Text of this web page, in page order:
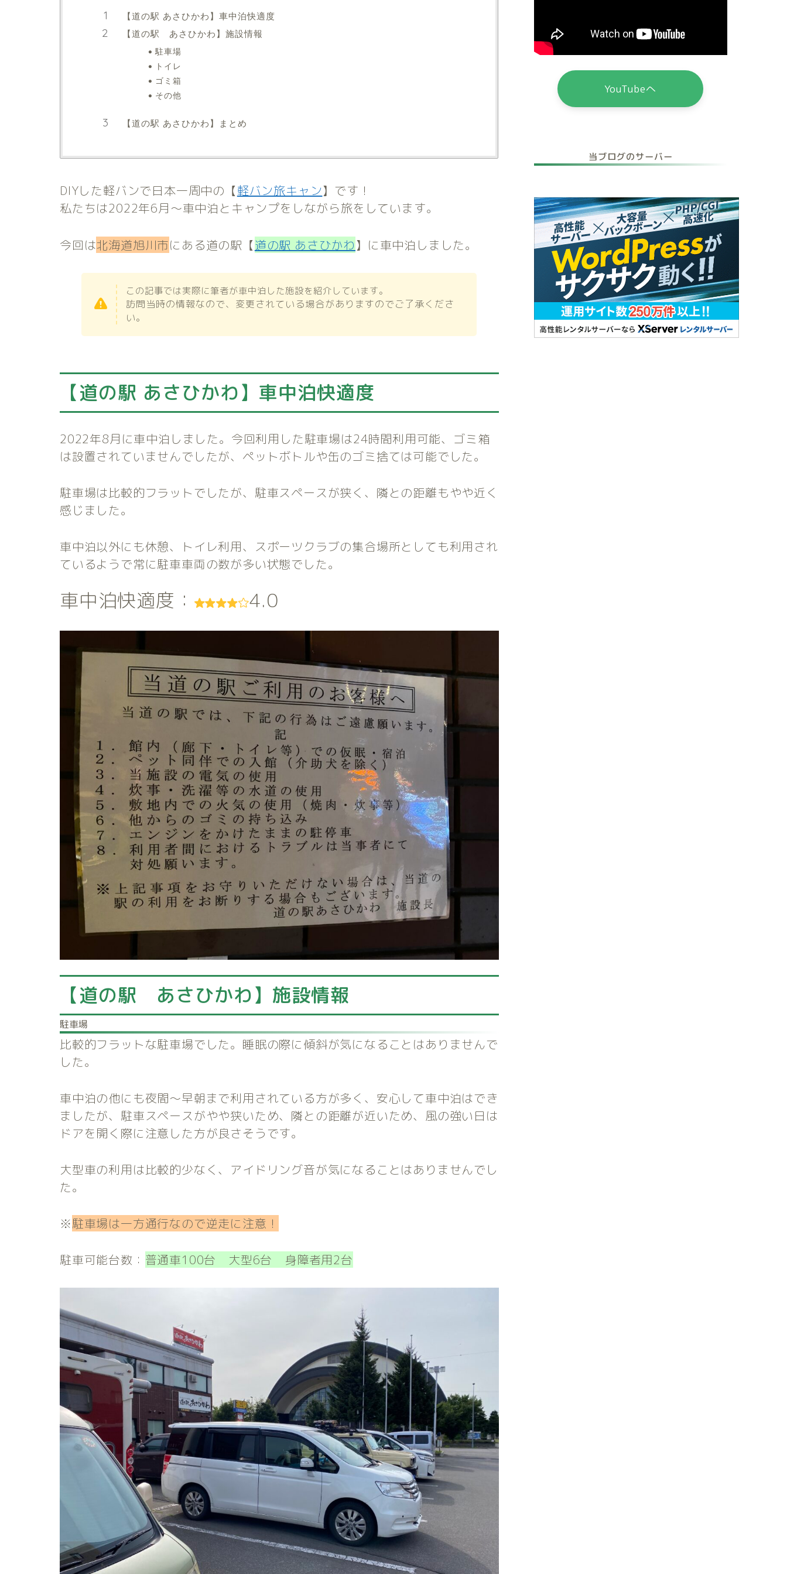
【道の駅 あさひかわ】車中泊快適度
【道の駅 あさひかわ】施設情報
駐車場
トイレ
ゴミ箱
その他
【道の駅 あさひかわ】まとめ
DIYした軽バンで日本一周中の【軽バン旅キャン】です！
私たちは2022年6月～車中泊とキャンプをしながら旅をしています。
今回は北海道旭川市にある道の駅【道の駅 あさひかわ】に車中泊しました。
この記事では実際に筆者が車中泊した施設を紹介しています。
訪問当時の情報なので、変更されている場合がありますのでご了承くださ
い。
【道の駅 あさひかわ】車中泊快適度
2022年8月に車中泊しました。今回利用した駐車場は24時間利用可能、ゴミ箱
は設置されていませんでしたが、ペットボトルや缶のゴミ捨ては可能でした。
駐車場は比較的フラットでしたが、駐車スペースが狭く、隣との距離もやや近く
感じました。
車中泊以外にも休憩、トイレ利用、スポーツクラブの集合場所としても利用され
ているようで常に駐車車両の数が多い状態でした。
車中泊快適度： 4.0
【道の駅 あさひかわ】施設情報
駐車場
比較的フラットな駐車場でした。睡眠の際に傾斜が気になることはありませんで
した。
車中泊の他にも夜間～早朝まで利用されている方が多く、安心して車中泊はでき
ましたが、駐車スペースがやや狭いため、隣との距離が近いため、風の強い日は
ドアを開く際に注意した方が良さそうです。
大型車の利用は比較的少なく、アイドリング音が気になることはありませんでし
た。
※駐車場は一方通行なので逆走に注意！
駐車可能台数： 普通車100台 大型6台 身障者用2台
YouTubeへ
当ブログのサーバー